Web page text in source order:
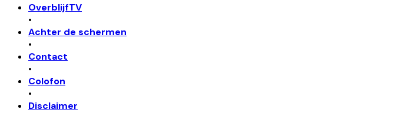
OverblijfTV
•
Achter de schermen
•
Contact
•
Colofon
•
Disclaimer